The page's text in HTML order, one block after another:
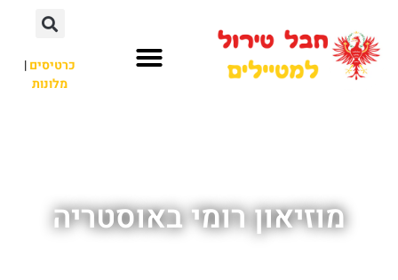
כרטיסים|
מלונות
מוזיאון רומי באוסטריה